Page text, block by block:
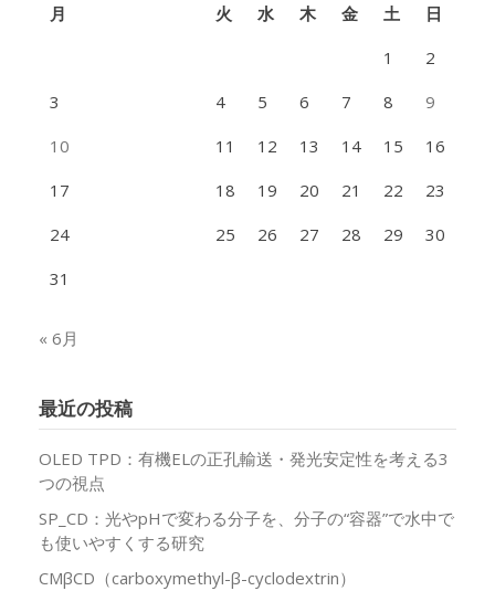
月
火 水 木 金 土
日
1
2
3
4 5 6 7 8
9
10
11 12 13 14 15
16
17
18 19 20 21 22
23
24
25 26 27 28 29
30
31
« 6月
最近の投稿
OLED TPD：有機ELの正孔輸送・発光安定性を考える3
つの視点
SP_CD：光やpHで変わる分子を、分子の“容器”で水中で
も使いやすくする研究
CMβCD（carboxymethyl-β-cyclodextrin）